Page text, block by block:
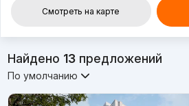
Смотреть на карте
Найдено 13предложений
По умолчанию